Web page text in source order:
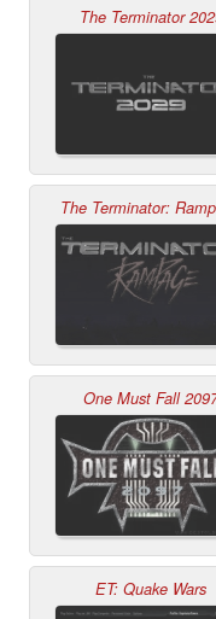
The Terminator
The Terminator:
One Must Fall
ET: Quake Wars